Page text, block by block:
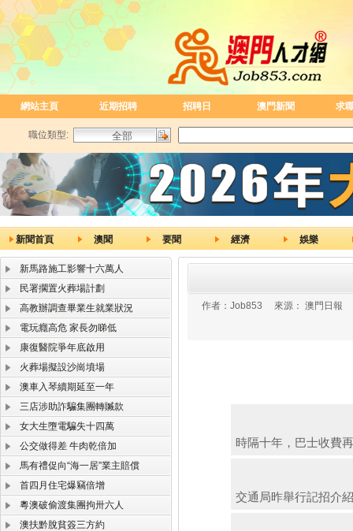
網站主頁 近期招聘 招聘日 澳門新聞 求
職位類型:
新聞首頁 澳聞 要聞 經濟 娛樂
新馬路施工影響十六萬人
民署擱置火葬場計劃
高教辦調查畢業生就業狀況
電玩癮高危 家長勿睇低
康復醫院爭年底啟用
火葬場擬設沙崗墳場
澳車入琴續期延至一年
三店涉助詐騙集團轉贓款
女大生墮電騙失十四萬
公交做得差 牛肉乾倍加
馬有禮促向“海一居”業主賠償
首四月住宅爆竊倍增
粵澳破偷渡集團拘卅六人
澳扶黔脫貧簽三方約
作者： Job853 來源： 澳門日報
時隔十年，巴士收費
交通局昨舉行記招介